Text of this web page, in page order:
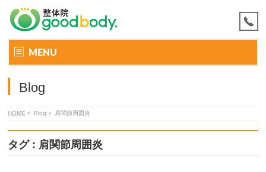
MENU
Blog
HOME » Blog » 肩関節周囲炎
タグ : 肩関節周囲炎